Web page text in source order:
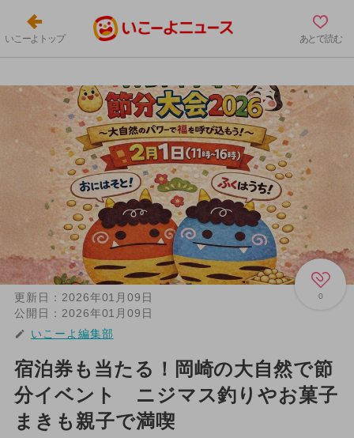
いこーよトップ あとで読む
0
更新日： 2026年01月09日
公開日： 2026年01月09日
いこーよ編集部
宿泊券も当たる！岡崎の大自然で節
分イベント ニジマス釣りやお菓子
まきも親子で満喫